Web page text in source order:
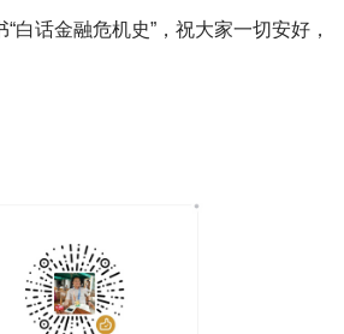
白话金融危机史”，祝大家一切安好，